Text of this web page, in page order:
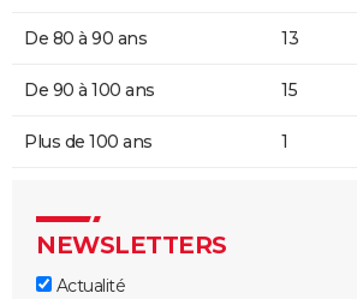
De 80 à 90 ans 13
De 90 à 100 ans 15
Plus de 100 ans 1
NEWSLETTERS
Actualité